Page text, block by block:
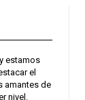
estamos
el
amantes de
nivel.